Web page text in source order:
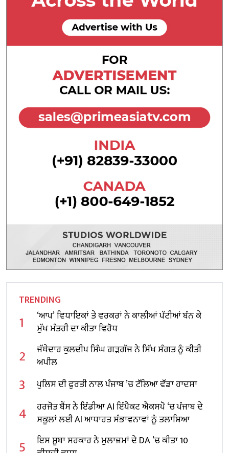
TRENDING
1
‘ਆਪ’ ਵਿਧਾਇਕਾਂ ਤੇ ਵਰਕਰਾਂ ਨੇ ਕਾਲੀਆਂ ਪੱਟੀਆਂ ਬੰਨ ਕੇ
ਮੁੱਖ ਮੰਤਰੀ ਦਾ ਕੀਤਾ ਵਿਰੋਧ
2
ਜੱਥੇਦਾਰ ਕੁਲਦੀਪ ਸਿੰਘ ਗੜਗੱਜ ਨੇ ਸਿੱਖ ਸੰਗਤ ਨੂੰ ਕੀਤੀ
ਅਪੀਲ
3 ਪੁਲਿਸ ਦੀ ਫੁਰਤੀ ਨਾਲ ਪੰਜਾਬ ’ਚ ਟੱਲਿਆ ਵੱਡਾ ਹਾਦਸਾ
4
ਹਰਜੋਤ ਬੈਂਸ ਨੇ ਇੰਡੀਆ AI ਇੰਪੈਕਟ ਐਕਸਪੋ ‘ਚ ਪੰਜਾਬ ਦੇ
ਸਕੂਲਾਂ ਲਈ AI ਆਧਾਰਤ ਸੰਭਾਵਨਾਵਾਂ ਨੂੰ ਤਲਾਸ਼ਿਆ
5
ਇਸ ਸੂਬਾ ਸਰਕਾਰ ਨੇ ਮੁਲਾਜ਼ਮਾਂ ਦੇ DA ’ਚ ਕੀਤਾ 10